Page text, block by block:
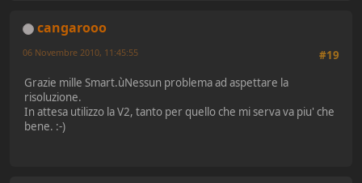
cangarooo
#19
06 Novembre 2010, 11:45:55
Grazie mille Smart.ùNessun problema ad aspettare la
risoluzione.
In attesa utilizzo la V2, tanto per quello che mi serva va piu' che
bene. :-)